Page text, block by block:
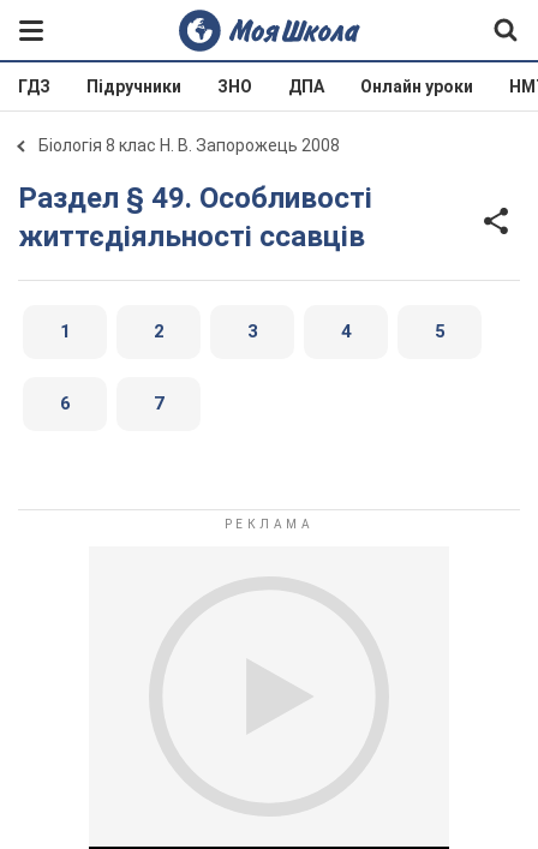
ГДЗ Підручники ЗНО ДПА Онлайн уроки
Біологія 8 клас Н. В. Запорожець 2008
Раздел § 49. Особливості
життєдіяльності ссавців
1 2 3 4 5
6 7